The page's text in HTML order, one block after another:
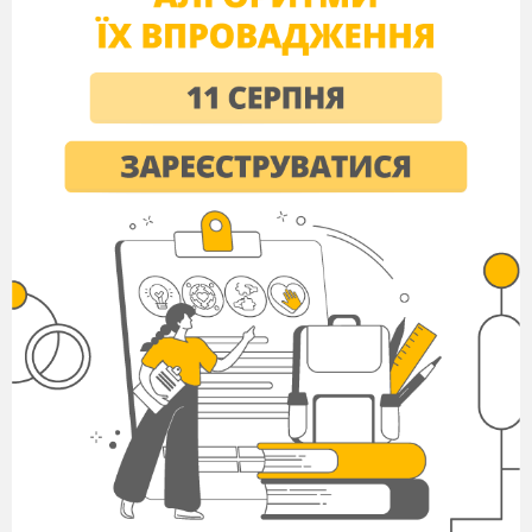
Завдання
Цінності важливі для України та українців.
Кожен має написати 10 найважливіших, на
цінностей для Українця
Обєднайтесь по 3-е, та оберіть з вашого
найголовніших для вас.
3.
Обєднайтесь по рядах та оберіть 10
вашого ряду, оголосіть ваше рішення.
Обираємо 5 найголовніших для нашого класу
Чи всі погоджуються з обранними ціностями?
Чи важко було прийти до спільної думки? Чому?
Чи був у вас в трійках той, хто нав’язував власну
обирали по рядах?